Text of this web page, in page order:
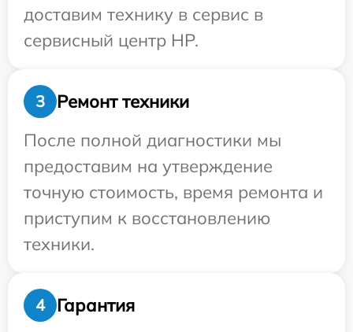
доставим технику в сервис в
сервисный центр HP.
3
Ремонт техники
После полной диагностики мы
предоставим на утверждение
точную стоимость, время ремонта и
приступим к восстановлению
техники.
4
Гарантия